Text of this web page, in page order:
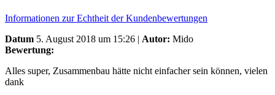
Informationen zur Echtheit der Kundenbewertungen
Datum 5. August 2018 um 15:26 | Autor: Mido
Bewertung:
Alles super, Zusammenbau hätte nicht einfacher sein können, vielen
dank